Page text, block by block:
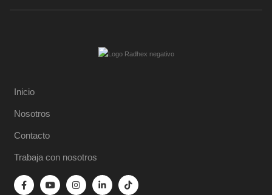
Inicio
Nosotros
Contacto
Trabaja con nosotros